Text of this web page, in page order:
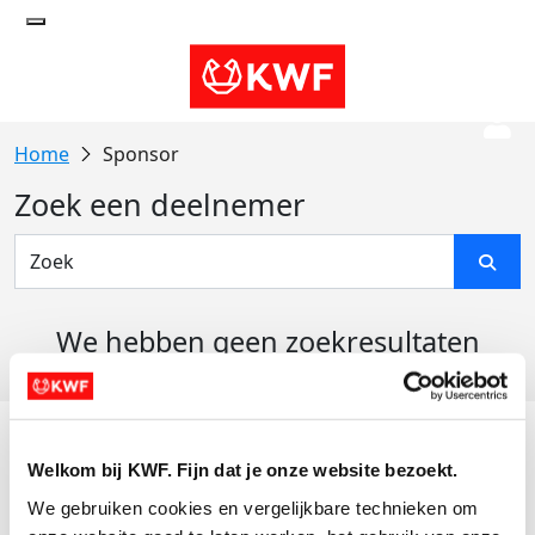
Welkom bij KWF. Fijn dat je onze website bezoekt.
We gebruiken cookies en vergelijkbare technieken om
Sponsor
Zoek een deelnemer
We hebben geen zoekresultaten
Actiematerialen
Evenementen